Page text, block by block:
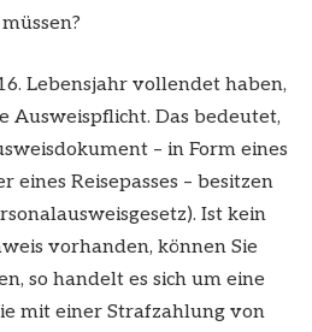
Lebensjahr vollendet haben,
Ausweispflicht. Das bedeutet,
– in Form eines
eines Reisepasses – besitzen
Ist kein
vorhanden, können Sie
so handelt es sich um eine
mit einer Strafzahlung von